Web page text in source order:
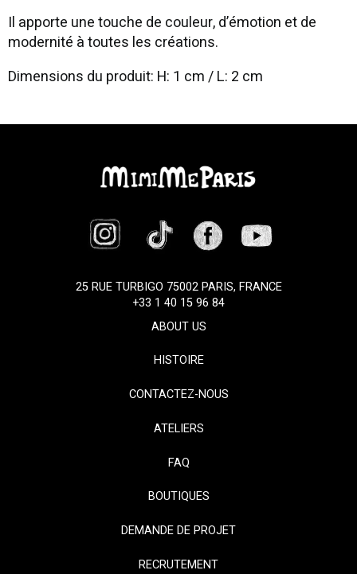
Il apporte une touche de couleur, d’émotion et de
modernité à toutes les créations.
Dimensions du produit: H: 1 cm / L: 2 cm
25 RUE TURBIGO 75002 PARIS, FRANCE
+33 1 40 15 96 84
ABOUT US
HISTOIRE
CONTACTEZ-NOUS
ATELIERS
FAQ
BOUTIQUES
DEMANDE DE PROJET
RECRUTEMENT